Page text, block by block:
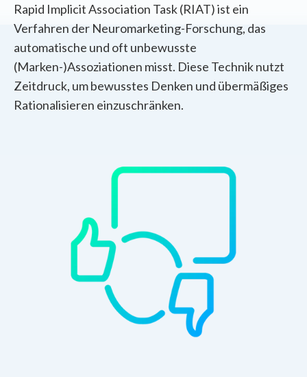
Rapid Implicit Association Task (RIAT) ist ein
Verfahren der Neuromarketing-Forschung, das
automatische und oft unbewusste
(Marken-)Assoziationen misst. Diese Technik nutzt
Zeitdruck, um bewusstes Denken und übermäßiges
Rationalisieren einzuschränken.